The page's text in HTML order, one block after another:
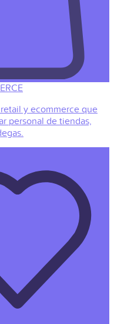
y ecommerce que
personal de tiendas,